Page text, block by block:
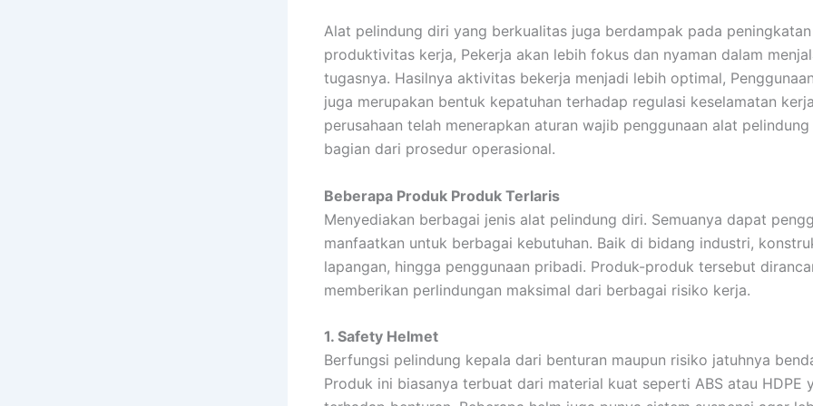
Alat pelindung diri yang berkualitas juga berdampak pada peningkatan
produktivitas kerja, Pekerja akan lebih fokus dan nyaman dalam
tugasnya. Hasilnya aktivitas bekerja menjadi lebih optimal,
juga merupakan bentuk kepatuhan terhadap regulasi keselamatan
perusahaan telah menerapkan aturan wajib penggunaan alat
bagian dari prosedur operasional.
Beberapa Produk Produk Terlaris
Menyediakan berbagai jenis alat pelindung diri. Semuanya dapat
manfaatkan untuk berbagai kebutuhan. Baik di bidang industri,
lapangan, hingga penggunaan pribadi. Produk-produk tersebut
memberikan perlindungan maksimal dari berbagai risiko kerja.
1. Safety Helmet
Berfungsi pelindung kepala dari benturan maupun risiko jatuhnya
Produk ini biasanya terbuat dari material kuat seperti ABS atau HDPE